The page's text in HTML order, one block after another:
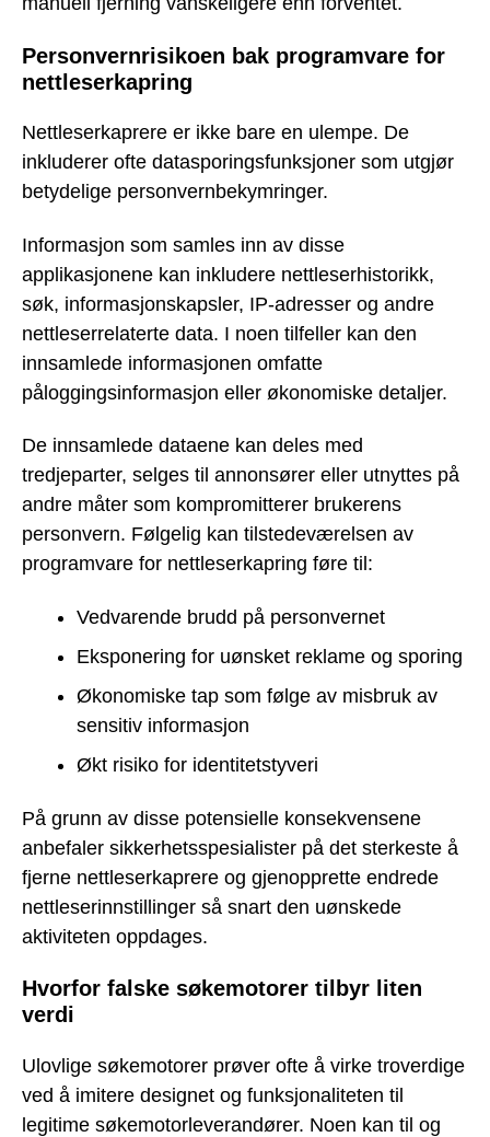
Personvernrisikoen bak programvare for
nettleserkapring
Nettleserkaprere er ikke bare en ulempe. De
inkluderer ofte datasporingsfunksjoner som utgjør
betydelige personvernbekymringer.
Informasjon som samles inn av disse
applikasjonene kan inkludere nettleserhistorikk,
søk, informasjonskapsler, IP-adresser og andre
nettleserrelaterte data. I noen tilfeller kan den
innsamlede informasjonen omfatte
påloggingsinformasjon eller økonomiske detaljer.
De innsamlede dataene kan deles med
tredjeparter, selges til annonsører eller utnyttes på
andre måter som kompromitterer brukerens
personvern. Følgelig kan tilstedeværelsen av
programvare for nettleserkapring føre til:
Vedvarende brudd på personvernet
Eksponering for uønsket reklame og sporing
Økonomiske tap som følge av misbruk av
sensitiv informasjon
Økt risiko for identitetstyveri
På grunn av disse potensielle konsekvensene
anbefaler sikkerhetsspesialister på det sterkeste å
fjerne nettleserkaprere og gjenopprette endrede
nettleserinnstillinger så snart den uønskede
aktiviteten oppdages.
Hvorfor falske søkemotorer tilbyr liten
verdi
Ulovlige søkemotorer prøver ofte å virke troverdige
ved å imitere designet og funksjonaliteten til
legitime søkemotorleverandører. Noen kan til og